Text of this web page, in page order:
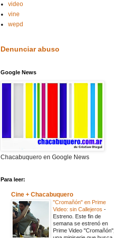
video
vine
wepd
Denunciar abuso
Google News
Chacabuquero en Google News
Para leer:
Cine + Chacabuquero
"Cromañón" en Prime
Video: sin Callejeros -
Estreno. Este fin de
semana se estrenó en
Prime Video "Cromañón",